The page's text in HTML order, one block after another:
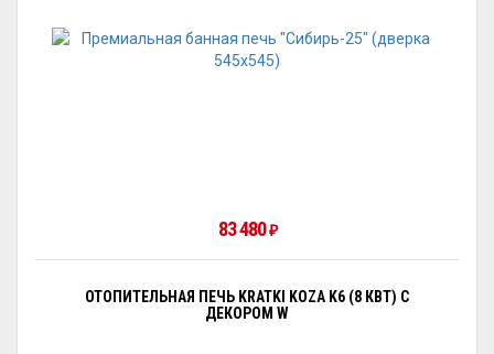
83 480 ₽
ОТОПИТЕЛЬНАЯ ПЕЧЬ KRATKI KOZA K6 (8 КВТ) С
ДЕКОРОМ W